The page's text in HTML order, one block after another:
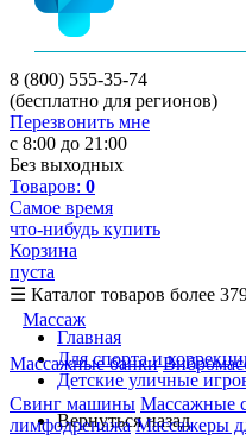
8 (800) 555-35-74
(бесплатно для регионов)
Перезвонить мне
с 8:00 до 21:00
Без выходных
Товаров: 0
Самое время
что-нибудь купить
Корзина
пуста
☰ Каталог товаров более
Массаж
Массажные банки
Свинг машины Массажные
лимфодренажа Массажеры
Главная
Для спорта и
Детские уличные
Вернуться назад